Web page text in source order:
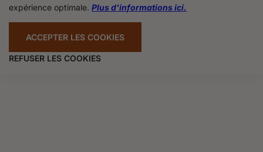
expérience optimale. Plus d'informations ici.
ACCEPTER LES COOKIES
REFUSER LES COOKIES